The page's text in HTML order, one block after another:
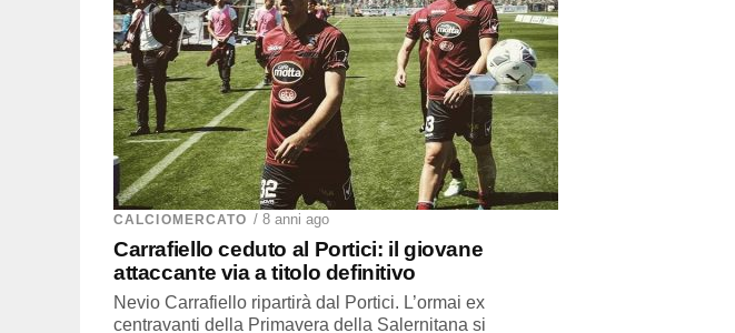
CALCIOMERCATO / 8 anni ago
Carrafiello ceduto al Portici: il giovane
attaccante via a titolo definitivo
Nevio Carrafiello ripartirà dal Portici. L’ormai ex
centravanti della Primavera della Salernitana si